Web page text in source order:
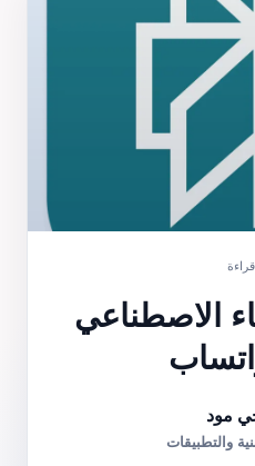
الاصطناعي
مود
والتطبيقات